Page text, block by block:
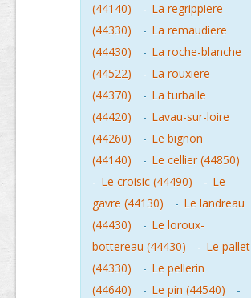
(44140)
- La regrippiere
(44330)
- La remaudiere
(44430)
- La roche-blanche
(44522)
- La rouxiere
(44370)
- La turballe
(44420)
- Lavau-sur-loire
(44260)
- Le bignon
(44140)
- Le cellier (44850)
- Le croisic (44490) - Le
gavre (44130)
- Le landreau
(44430)
- Le loroux-
bottereau (44430)
- Le pallet
(44330)
- Le pellerin
(44640)
- Le pin (44540)
-